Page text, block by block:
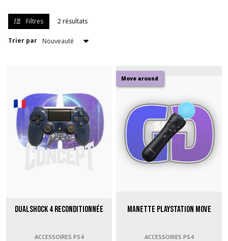
Filtres 2 résultats
Trier par
Dualshock 4 Reconditionnée
ACCESSOIRES PS4
Move around
Manette Playstation Move
ACCESSOIRES PS4
Accessoires
PS4
(41)
Afficher
résultats